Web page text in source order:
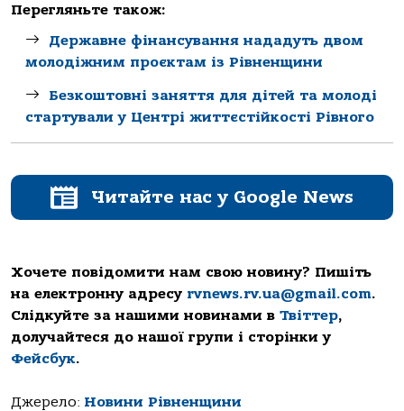
Перегляньте також:
Державне фінансування нададуть двом
молодіжним проєктам із Рівненщини
Безкоштовні заняття для дітей та молоді
стартували у Центрі життєстійкості Рівного
Читайте нас у Google News
Хочете повідомити нам свою новину? Пишіть
на електронну адресу rvnews.rv.ua@gmail.com.
Слідкуйте за нашими новинами в Твіттер,
долучайтеся до нашої групи і сторінки у
Фейсбук.
Джерело: Новини Рівненщини